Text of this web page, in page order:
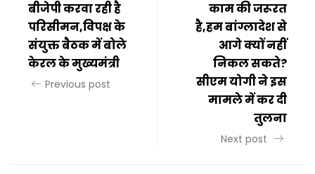
बीजेपी करवा रही है
परिसीमन,विपक्ष के
संयुक्त बैठक में बोले
केरल के मुख्यमंत्री
Previous post
काम की जरूरत
है,हम बांग्लादेश से
आगे क्यों नहीं
निकल सकते?
सीएम योगी ने इस
मामले में कर दी
तुलना
Next post